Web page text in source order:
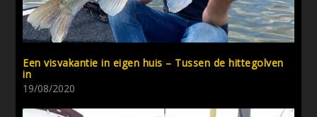
Een visvakantie in eigen huis – Tussen de hittegolven
in
19/08/2020